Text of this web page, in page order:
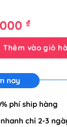
₫.
₫Giá
hiện
tại
là:
Thêm vào giỏ
nay
phí ship hàng
chỉ 2-3